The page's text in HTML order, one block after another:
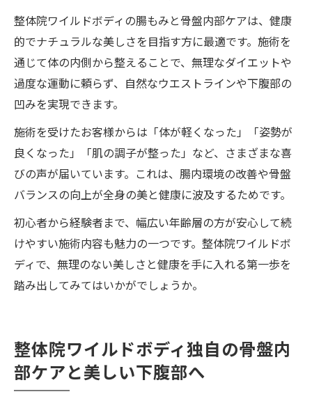
整体院ワイルドボディの腸もみと骨盤内部ケアは、健康
的でナチュラルな美しさを目指す方に最適です。施術を
通じて体の内側から整えることで、無理なダイエットや
過度な運動に頼らず、自然なウエストラインや下腹部の
凹みを実現できます。
施術を受けたお客様からは「体が軽くなった」「姿勢が
良くなった」「肌の調子が整った」など、さまざまな喜
びの声が届いています。これは、腸内環境の改善や骨盤
バランスの向上が全身の美と健康に波及するためです。
初心者から経験者まで、幅広い年齢層の方が安心して続
けやすい施術内容も魅力の一つです。整体院ワイルドボ
ディで、無理のない美しさと健康を手に入れる第一歩を
踏み出してみてはいかがでしょうか。
整体院ワイルドボディ独自の骨盤内
部ケアと美しい下腹部へ